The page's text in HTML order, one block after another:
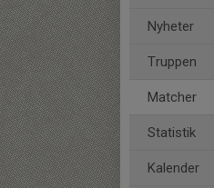
Nyheter
Truppen
Matcher
Statistik
Kalender